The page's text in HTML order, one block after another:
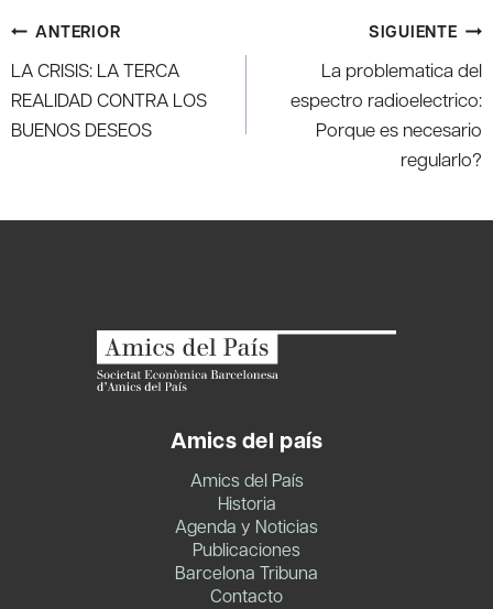
Navegación
de
entradas
ANTERIOR
LA CRISIS: LA TERCA
REALIDAD CONTRA LOS
BUENOS DESEOS
SIGUIENTE
La problematica del
espectro radioelectrico:
Porque es necesario
regularlo?
Amics del país
Amics del País
Historia
Agenda y Noticias
Publicaciones
Barcelona Tribuna
Contacto